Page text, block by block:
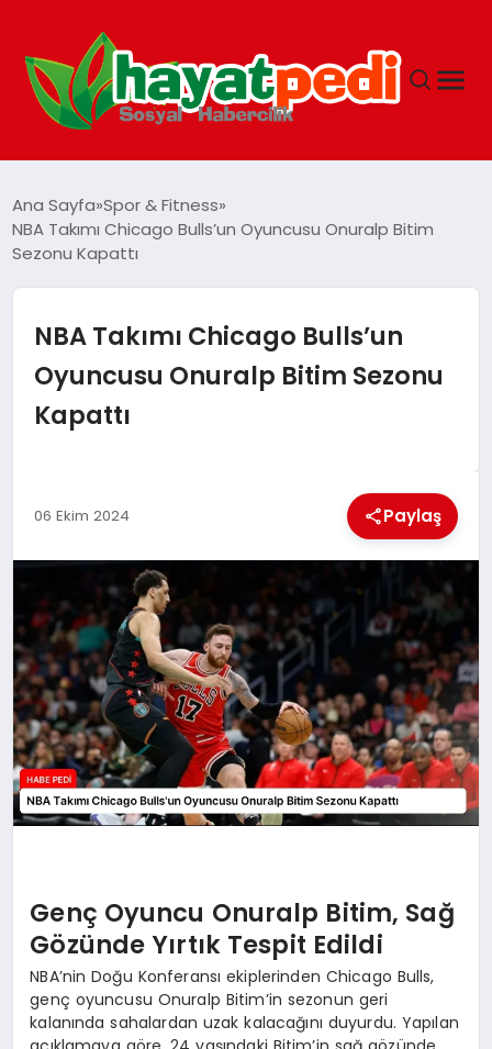
YAŞAM
GUNCEL
SAĞLIK
BESLENME
EKONOMI
TEKNOLOJI
Ana Sayfa Spor & Fitness
NBA Takımı Chicago Bulls’un Oyuncusu Onuralp Bitim
Sezonu Kapattı
NBA Takımı Chicago Bulls’un
Oyuncusu Onuralp Bitim Sezonu
Kapattı
06 Ekim 2024 Paylaş
Genç Oyuncu Onuralp Bitim, Sağ
Gözünde Yırtık Tespit Edildi
NBA’nin Doğu Konferansı ekiplerinden Chicago Bulls,
genç oyuncusu Onuralp Bitim’in sezonun geri
kalanında sahalardan uzak kalacağını duyurdu. Yapılan